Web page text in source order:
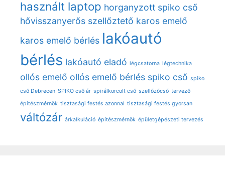
használt laptop horganyzott spiko cső
hővisszanyerős szellőztető karos emelő
karos emelő bérlés lakóautó
bérlés lakóautó eladó légcsatorna légtechnika
ollós emelő ollós emelő bérlés spiko cső spiko
cső Debrecen SPIKO cső ár spirálkorcolt cső szellőzőcső tervező
építészmérnök tisztasági festés azonnal tisztasági festés gyorsan
váltózár árkalkuláció építészmérnök épületgépészeti tervezés